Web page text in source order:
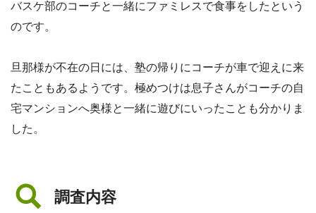
バスケ部のコーチと一緒にファミレスで食事をしたという
のです。
旦那様が不在の日には、塾の帰りにコーチが車で迎えに来
たこともあるようです。極めつけは息子さんがコーチの自
宅マンションへ奥様と一緒に遊びにいったことも分かりま
した。
調査内容